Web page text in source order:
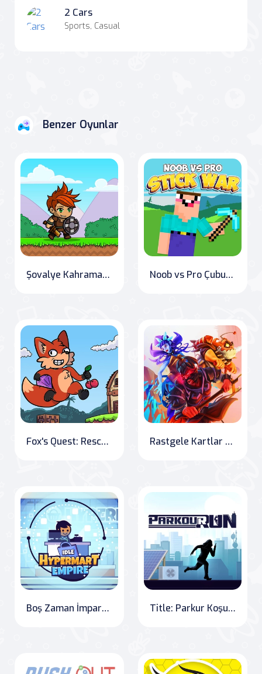
2 Cars
Sports, Casual
Benzer Oyunlar
Şovalye Kahraman Macera - Boşta RPG Noob vs Pro Çubuk Savaşı
Fox's Quest: Rescue Love in Foxy Land Rastgele Kartlar Kule Savunması
Boş Zaman İmparatorluğu Title: Parkur Koşusu